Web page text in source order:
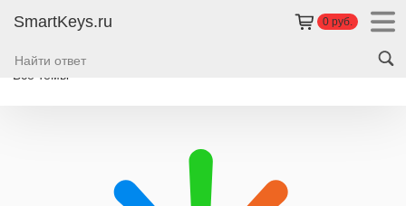
SmartKeys.ru 0 руб.
Все темы